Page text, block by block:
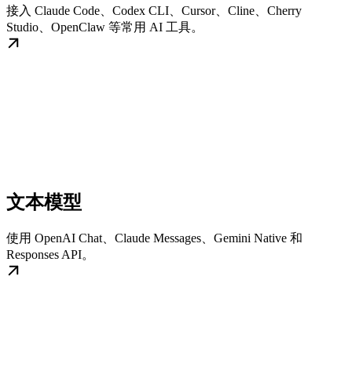
接入 Claude Code、Codex CLI、Cursor、Cline、Cherry
Studio、OpenClaw 等常用 AI 工具。
文本模型
使用 OpenAI Chat、Claude Messages、Gemini Native 和
Responses API。